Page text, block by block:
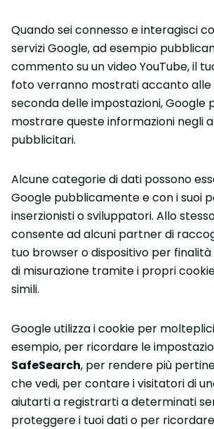
Quando sei connesso e interagisci
servizi Google, ad esempio
commento su un video YouTube, il
foto verranno mostrati accanto alle
seconda delle impostazioni, Google
mostrare queste informazioni negli
pubblicitari.
Alcune categorie di dati possono
Google pubblicamente e con i suoi
inserzionisti o sviluppatori. Allo
consente ad alcuni partner di
tuo browser o dispositivo per
di misurazione tramite i propri
simili.
Google utilizza i cookie per
esempio, per ricordare le
SafeSearch, per rendere più
che vedi, per contare i visitatori di
aiutarti a registrarti a determinati
proteggere i tuoi dati o per